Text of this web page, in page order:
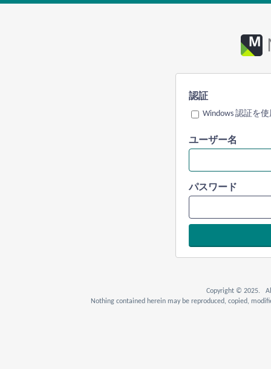
認証
Windows 認証を
ユーザー名
パスワード
Copyright © 2025. All
Nothing contained herein may be reproduced, copied,